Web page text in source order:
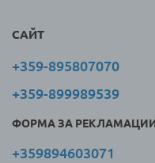
САЙТ
+359-895807070
+359-899989539
ФОРМА ЗА РЕКЛАМАЦИИ
+359894603071